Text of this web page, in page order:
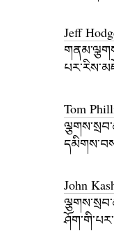
Jeff
Tom
John